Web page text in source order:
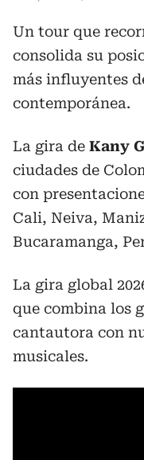
Un tour que
consolida su
más influyentes
contemporánea.
La gira de Kany
ciudades de
con
Cali, Neiva,
Bucaramanga,
La gira global
que combina los
cantautora con
musicales.